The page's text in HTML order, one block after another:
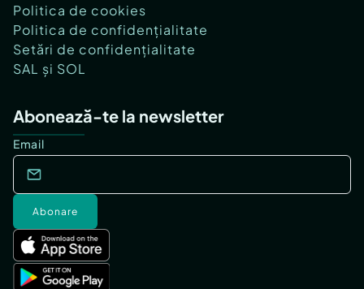
Politica de cookies
Politica de confidențialitate
Setări de confidențialitate
SAL și SOL
Abonează-te la newsletter
Email
Abonare